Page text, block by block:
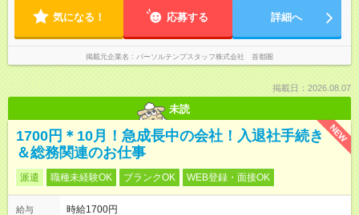
気になる！ 応募する 詳細へ
掲載元企業名 パーソルテンプスタッフ株式会社 首都圏
掲載日：2026.08.07
未読
NEW
1700円＊10月！急成長中の会社！入退社手続き
＆総務関連のお仕事
派遣 職種未経験OK ブランクOK WEB登録・面接OK
給与 時給1700円